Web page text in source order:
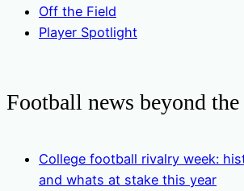
Off the Field
Player Spotlight
Football news beyond the
College football rivalry week:
and whats at stake this year